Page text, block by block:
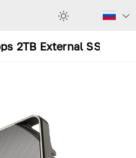
2TB External SSD